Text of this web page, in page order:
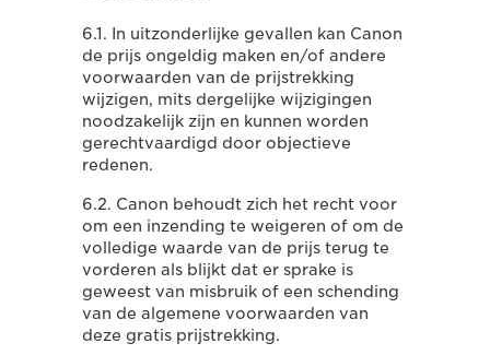
6.1. In uitzonderlijke gevallen kan Canon
de prijs ongeldig maken en/of andere
voorwaarden van de prijstrekking
wijzigen, mits dergelijke wijzigingen
noodzakelijk zijn en kunnen worden
gerechtvaardigd door objectieve
redenen.
6.2. Canon behoudt zich het recht voor
om een inzending te weigeren of om de
volledige waarde van de prijs terug te
vorderen als blijkt dat er sprake is
geweest van misbruik of een schending
van de algemene voorwaarden van
deze gratis prijstrekking.